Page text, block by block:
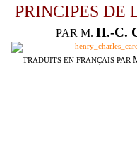
PRINCIPES DE
PAR M. H.-C.
TRADUITS EN FRANÇAIS PAR